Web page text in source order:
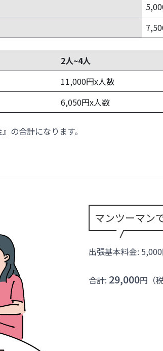
2人~4人
11,000円x人数
6,050円x人数
の合計になります。
マンツーマン
出張基本料金:
合計: 29,000円（